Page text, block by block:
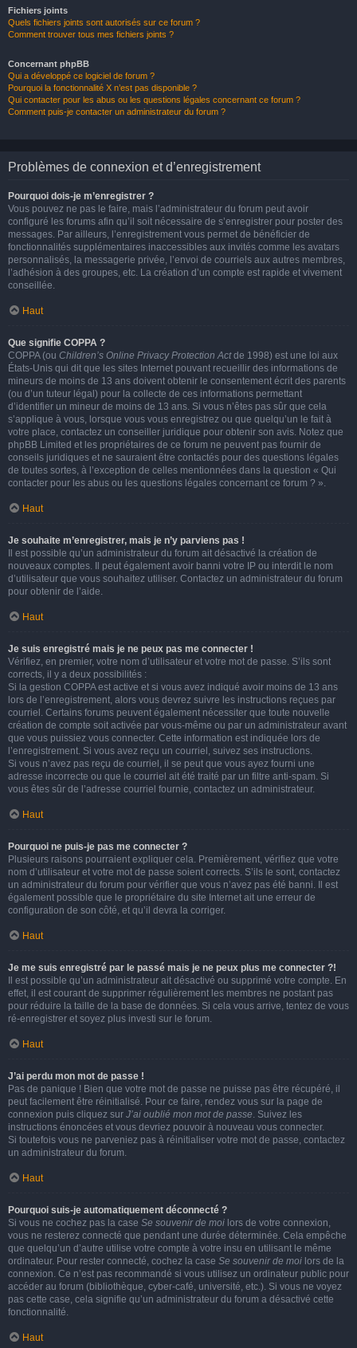
Fichiers joints
Quels fichiers joints sont autorisés sur ce forum ?
Comment trouver tous mes fichiers joints ?
Concernant phpBB
Qui a développé ce logiciel de forum ?
Pourquoi la fonctionnalité X n’est pas disponible ?
Qui contacter pour les abus ou les questions légales concernant ce forum ?
Comment puis-je contacter un administrateur du forum ?
Problèmes de connexion et d’enregistrement
Pourquoi dois-je m’enregistrer ?
Vous pouvez ne pas le faire, mais l’administrateur du forum peut avoir
configuré les forums afin qu’il soit nécessaire de s’enregistrer pour poster des
messages. Par ailleurs, l’enregistrement vous permet de bénéficier de
fonctionnalités supplémentaires inaccessibles aux invités comme les avatars
personnalisés, la messagerie privée, l’envoi de courriels aux autres membres,
l’adhésion à des groupes, etc. La création d’un compte est rapide et vivement
conseillée.
Haut
Que signifie COPPA ?
COPPA (ou Children’s Online Privacy Protection Actde 1998) est une loi aux
États-Unis qui dit que les sites Internet pouvant recueillir des informations de
mineurs de moins de 13 ans doivent obtenir le consentement écrit des parents
(ou d’un tuteur légal) pour la collecte de ces informations permettant
d’identifier un mineur de moins de 13 ans. Si vous n’êtes pas sûr que cela
s’applique à vous, lorsque vous vous enregistrez ou que quelqu’un le fait à
votre place, contactez un conseiller juridique pour obtenir son avis. Notez que
phpBB Limited et les propriétaires de ce forum ne peuvent pas fournir de
conseils juridiques et ne sauraient être contactés pour des questions légales
de toutes sortes, à l’exception de celles mentionnées dans la question « Qui
contacter pour les abus ou les questions légales concernant ce forum ? ».
Haut
Je souhaite m’enregistrer, mais je n’y parviens pas !
Il est possible qu’un administrateur du forum ait désactivé la création de
nouveaux comptes. Il peut également avoir banni votre IP ou interdit le nom
d’utilisateur que vous souhaitez utiliser. Contactez un administrateur du forum
pour obtenir de l’aide.
Haut
Je suis enregistré mais je ne peux pas me connecter !
Vérifiez, en premier, votre nom d’utilisateur et votre mot de passe. S’ils sont
corrects, il y a deux possibilités :
Si la gestion COPPA est active et si vous avez indiqué avoir moins de 13 ans
lors de l’enregistrement, alors vous devrez suivre les instructions reçues par
courriel. Certains forums peuvent également nécessiter que toute nouvelle
création de compte soit activée par vous-même ou par un administrateur avant
que vous puissiez vous connecter. Cette information est indiquée lors de
l’enregistrement. Si vous avez reçu un courriel, suivez ses instructions.
Si vous n’avez pas reçu de courriel, il se peut que vous ayez fourni une
adresse incorrecte ou que le courriel ait été traité par un filtre anti-spam. Si
vous êtes sûr de l’adresse courriel fournie, contactez un administrateur.
Haut
Pourquoi ne puis-je pas me connecter ?
Plusieurs raisons pourraient expliquer cela. Premièrement, vérifiez que votre
nom d’utilisateur et votre mot de passe soient corrects. S’ils le sont, contactez
un administrateur du forum pour vérifier que vous n’avez pas été banni. Il est
également possible que le propriétaire du site Internet ait une erreur de
configuration de son côté, et qu’il devra la corriger.
Haut
Je me suis enregistré par le passé mais je ne peux plus me connecter ?!
Il est possible qu’un administrateur ait désactivé ou supprimé votre compte. En
effet, il est courant de supprimer régulièrement les membres ne postant pas
pour réduire la taille de la base de données. Si cela vous arrive, tentez de vous
ré-enregistrer et soyez plus investi sur le forum.
Haut
J’ai perdu mon mot de passe !
Pas de panique ! Bien que votre mot de passe ne puisse pas être récupéré, il
peut facilement être réinitialisé. Pour ce faire, rendez vous sur la page de
connexion puis cliquez sur J’ai oublié mon mot de passe. Suivez les
instructions énoncées et vous devriez pouvoir à nouveau vous connecter.
Si toutefois vous ne parveniez pas à réinitialiser votre mot de passe, contactez
un administrateur du forum.
Haut
Pourquoi suis-je automatiquement déconnecté ?
Si vous ne cochez pas la case Se souvenir de moi lors de votre connexion,
vous ne resterez connecté que pendant une durée déterminée. Cela empêche
que quelqu’un d’autre utilise votre compte à votre insu en utilisant le même
ordinateur. Pour rester connecté, cochez la case Se souvenir de moi lors de la
connexion. Ce n’est pas recommandé si vous utilisez un ordinateur public pour
accéder au forum (bibliothèque, cyber-café, université, etc.). Si vous ne voyez
pas cette case, cela signifie qu’un administrateur du forum a désactivé cette
fonctionnalité.
Haut